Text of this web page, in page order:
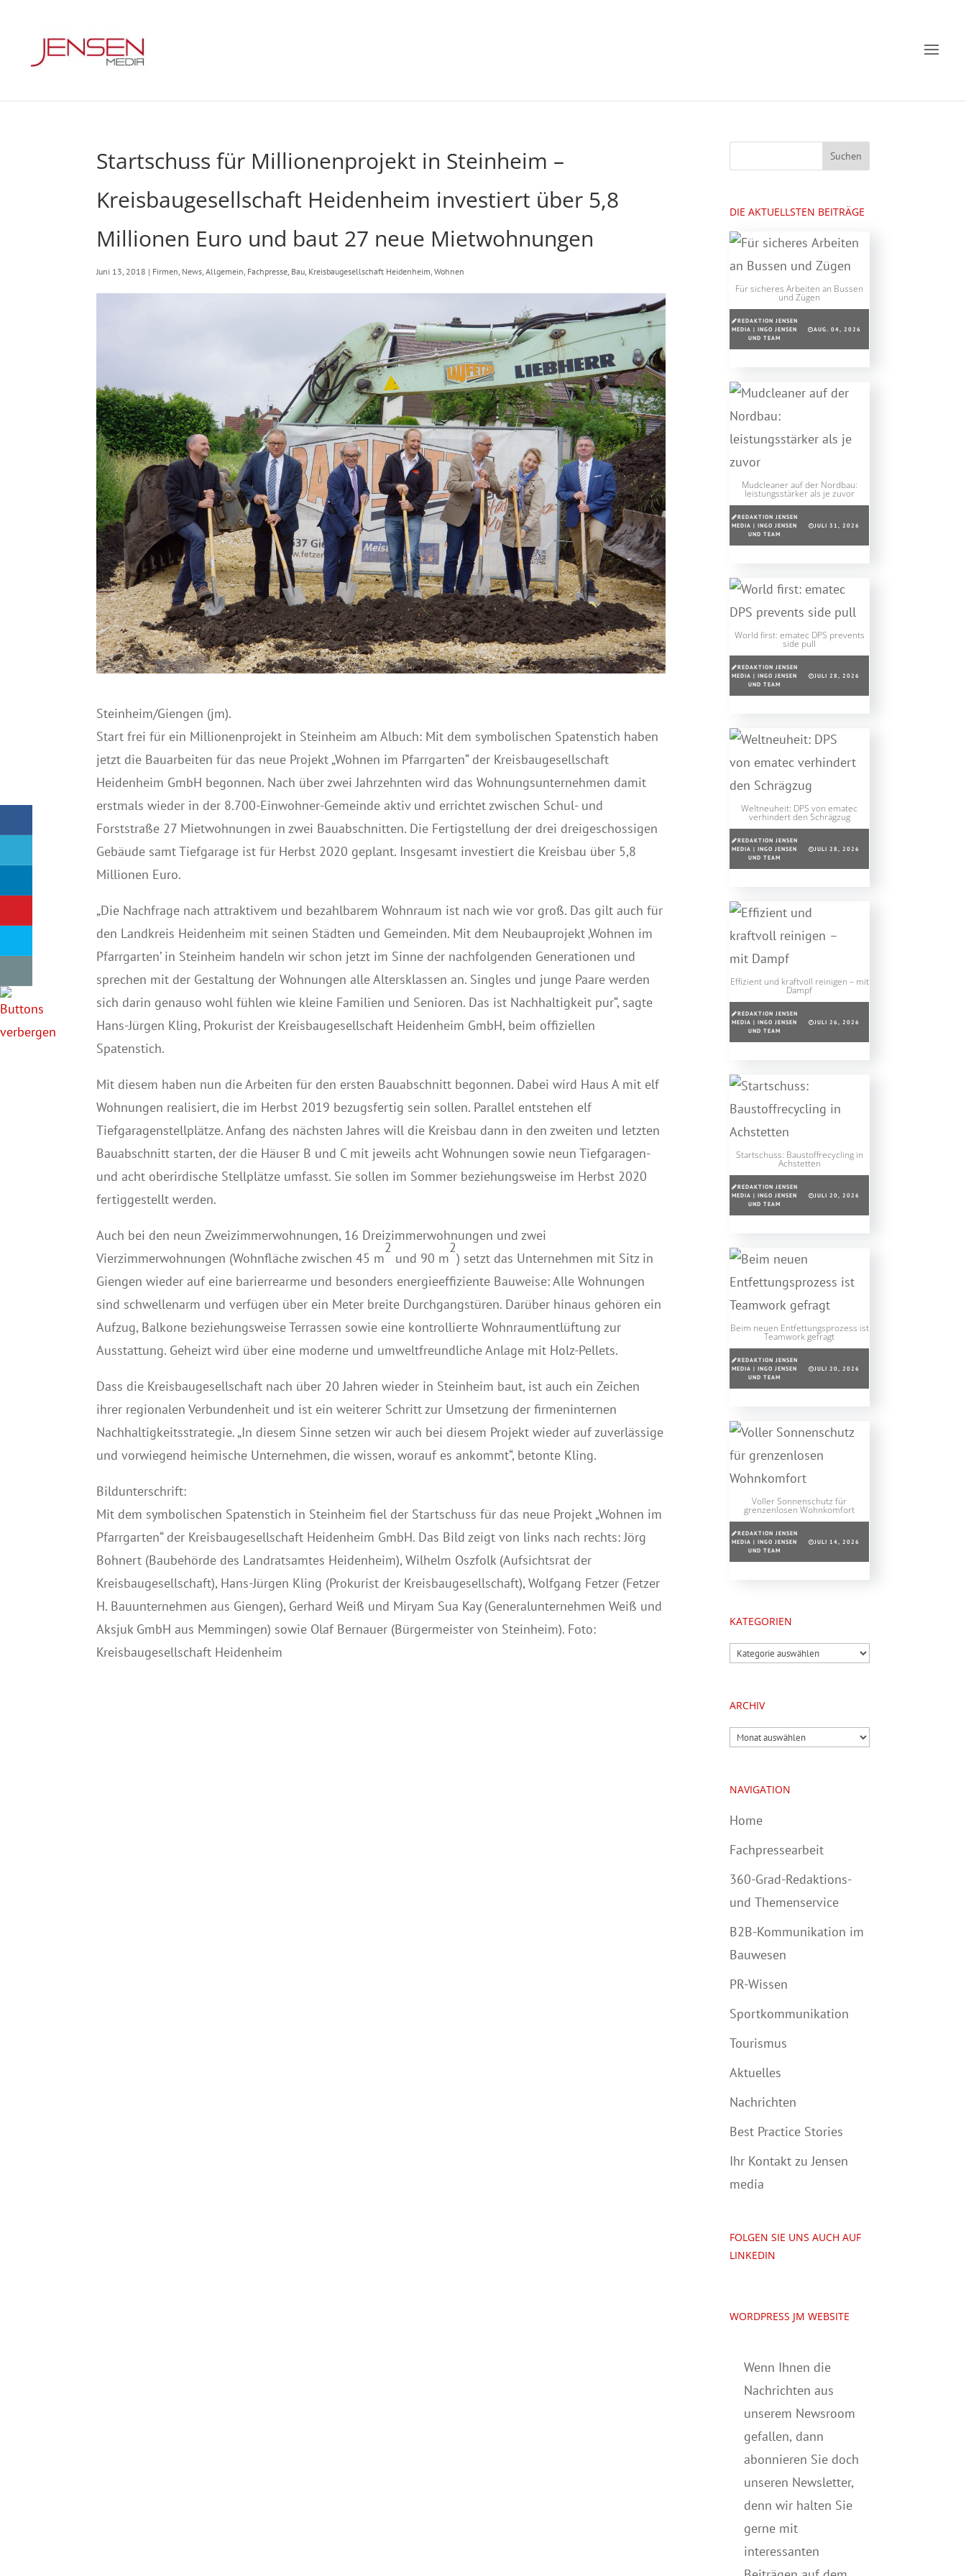
Startschuss für Millionenprojekt in Steinheim –
Kreisbaugesellschaft Heidenheim investiert über 5,8
Millionen Euro und baut 27 neue Mietwohnungen
Juni 13, 2018 | Firmen, News,Allgemein, Fachpresse, Bau, Kreisbaugesellschaft Heidenheim,Wohnen
Steinheim/Giengen (jm).
Start frei für ein Millionenprojekt in Steinheim am Albuch: Mit dem symbolischen Spatenstich haben
jetzt die Bauarbeiten für das neue Projekt „Wohnen im Pfarrgarten“ der Kreisbaugesellschaft
Heidenheim GmbH begonnen. Nach über zwei Jahrzehnten wird das Wohnungsunternehmen damit
erstmals wieder in der 8.700-Einwohner-Gemeinde aktiv und errichtet zwischen Schul- und
Forststraße 27 Mietwohnungen in zwei Bauabschnitten. Die Fertigstellung der drei dreigeschossigen
Gebäude samt Tiefgarage ist für Herbst 2020 geplant. Insgesamt investiert die Kreisbau über 5,8
Millionen Euro.
„Die Nachfrage nach attraktivem und bezahlbarem Wohnraum ist nach wie vor groß. Das gilt auch für
den Landkreis Heidenheim mit seinen Städten und Gemeinden. Mit dem Neubauprojekt ‚Wohnen im
Pfarrgarten’ in Steinheim handeln wir schon jetzt im Sinne der nachfolgenden Generationen und
sprechen mit der Gestaltung der Wohnungen alle Altersklassen an. Singles und junge Paare werden
sich darin genauso wohl fühlen wie kleine Familien und Senioren. Das ist Nachhaltigkeit pur“, sagte
Hans-Jürgen Kling, Prokurist der Kreisbaugesellschaft Heidenheim GmbH, beim offiziellen
Spatenstich.
Mit diesem haben nun die Arbeiten für den ersten Bauabschnitt begonnen. Dabei wird Haus A mit elf
Wohnungen realisiert, die im Herbst 2019 bezugsfertig sein sollen. Parallel entstehen elf
Tiefgaragenstellplätze. Anfang des nächsten Jahres will die Kreisbau dann in den zweiten und letzten
Bauabschnitt starten, der die Häuser B und C mit jeweils acht Wohnungen sowie neun Tiefgaragen-
und acht oberirdische Stellplätze umfasst. Sie sollen im Sommer beziehungsweise im Herbst 2020
fertiggestellt werden.
Auch bei den neun Zweizimmerwohnungen, 16 Dreizimmerwohnungen und zwei
Vierzimmerwohnungen (Wohnfläche zwischen 45 m
2
und 90 m
2
) setzt das Unternehmen mit Sitz in
Giengen wieder auf eine barierrearme und besonders energieeffiziente Bauweise: Alle Wohnungen
sind schwellenarm und verfügen über ein Meter breite Durchgangstüren. Darüber hinaus gehören ein
Aufzug, Balkone beziehungsweise Terrassen sowie eine kontrollierte Wohnraumentlüftung zur
Ausstattung. Geheizt wird über eine moderne und umweltfreundliche Anlage mit Holz-Pellets.
Dass die Kreisbaugesellschaft nach über 20 Jahren wieder in Steinheim baut, ist auch ein Zeichen
ihrer regionalen Verbundenheit und ist ein weiterer Schritt zur Umsetzung der firmeninternen
Nachhaltigkeitsstrategie. „In diesem Sinne setzen wir auch bei diesem Projekt wieder auf zuverlässige
und vorwiegend heimische Unternehmen, die wissen, worauf es ankommt“, betonte Kling.
Bildunterschrift:
Mit dem symbolischen Spatenstich in Steinheim fiel der Startschuss für das neue Projekt „Wohnen im
Pfarrgarten“ der Kreisbaugesellschaft Heidenheim GmbH. Das Bild zeigt von links nach rechts: Jörg
Bohnert (Baubehörde des Landratsamtes Heidenheim), Wilhelm Oszfolk (Aufsichtsrat der
Kreisbaugesellschaft), Hans-Jürgen Kling (Prokurist der Kreisbaugesellschaft), Wolfgang Fetzer (Fetzer
H. Bauunternehmen aus Giengen), Gerhard Weiß und Miryam Sua Kay (Generalunternehmen Weiß und
Aksjuk GmbH aus Memmingen) sowie Olaf Bernauer (Bürgermeister von Steinheim). Foto:
Kreisbaugesellschaft Heidenheim
DIE AKTUELLSTEN BEITRÄGE
Für sicheres Arbeiten an Bussen
und Zügen
REDAKTION JENSEN
MEDIA | INGO JENSEN
UND TEAM
AUG. 04, 2026
Mudcleaner auf der Nordbau:
leistungsstärker als je zuvor
REDAKTION JENSEN
MEDIA | INGO JENSEN
UND TEAM
JULI 31, 2026
World first: ematec DPS prevents
side pull
REDAKTION JENSEN
MEDIA | INGO JENSEN
UND TEAM
JULI 28, 2026
Weltneuheit: DPS von ematec
verhindert den Schrägzug
REDAKTION JENSEN
MEDIA | INGO JENSEN
UND TEAM
JULI 28, 2026
Effizient und kraftvoll reinigen – mit
Dampf
REDAKTION JENSEN
MEDIA | INGO JENSEN
UND TEAM
JULI 26, 2026
Startschuss: Baustoffrecycling in
Achstetten
REDAKTION JENSEN
MEDIA | INGO JENSEN
UND TEAM
JULI 20, 2026
Beim neuen Entfettungsprozess ist
Teamwork gefragt
REDAKTION JENSEN
MEDIA | INGO JENSEN
UND TEAM
JULI 20, 2026
Voller Sonnenschutz für
grenzenlosen Wohnkomfort
REDAKTION JENSEN
MEDIA | INGO JENSEN
UND TEAM
JULI 14, 2026
KATEGORIEN
Kategorien
ARCHIV
Archiv
NAVIGATION
Home
Fachpressearbeit
360-Grad-Redaktions-
und Themenservice
B2B-Kommunikation im
Bauwesen
PR-Wissen
Sportkommunikation
Tourismus
Aktuelles
Nachrichten
Best Practice Stories
Ihr Kontakt zu Jensen
media
FOLGEN SIE UNS AUCH AUF
LINKEDIN
WORDPRESS JM WEBSITE
Wenn Ihnen die
Nachrichten aus
unserem Newsroom
gefallen, dann
abonnieren Sie doch
unseren Newsletter,
denn wir halten Sie
gerne mit
interessanten